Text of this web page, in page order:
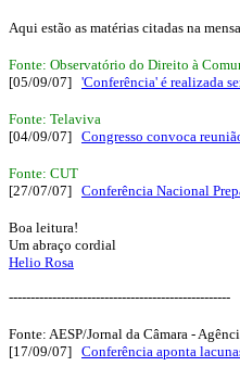
Aqui estão as matérias citadas na
Fonte: Observatório do Direito à
[05/09/07] 'Conferência' é realizada
Fonte: Telaviva
[04/09/07] Congresso convoca
Fonte: CUT
[27/07/07] Conferência Nacional
Boa leitura!
Um abraço cordial
Helio Rosa
---------------------------------------------------
Fonte: AESP/Jornal da Câmara -
[17/09/07] Conferência aponta